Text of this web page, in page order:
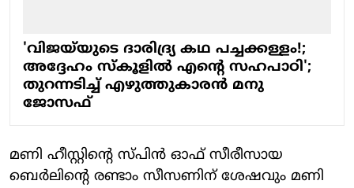
'വിജയ്‌യുടെ ദാരിദ്ര്യ കഥ പച്ചക്കള്ളം!;
അദ്ദേഹം സ്‌കൂളില്‍ എന്റെ സഹപാഠി';
തുറന്നടിച്ച് എഴുത്തുകാരന്‍ മനു
ജോസഫ്
മണി ഹീസ്റ്റിന്റെ സ്പിന്‍ ഓഫ് സീരീസായ
ബെര്‍ലിന്റെ രണ്ടാം സീസണിന് ശേഷവും മണി